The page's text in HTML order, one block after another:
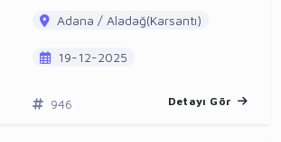
Adana / Aladağ(Karsantı)
19-12-2025
946 Detayı Gör